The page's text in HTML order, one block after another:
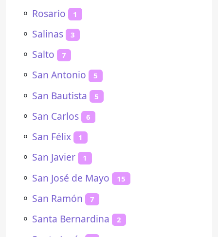
⚬ Rosario 1
⚬ Salinas 3
⚬ Salto 7
⚬ San Antonio 5
⚬ San Bautista 5
⚬ San Carlos 6
⚬ San Félix 1
⚬ San Javier 1
⚬ San José de Mayo 15
⚬ San Ramón 7
⚬ Santa Bernardina 2